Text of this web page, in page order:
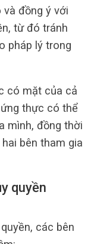
và đồng ý với
từ đó tránh
pháp lý trong
có mặt của cả
thực có thể
mình, đồng thời
bên tham gia
quyền
các bên